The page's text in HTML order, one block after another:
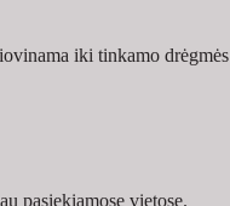
iki tinkamo drėgmės
pasiekiamose vietose.